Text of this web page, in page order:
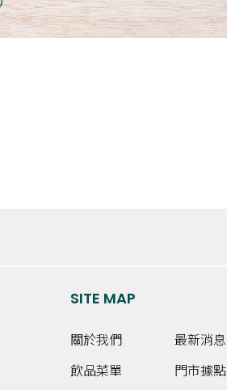
SITE MAP
關於我們 最新消息
飲品菜單
門市據點